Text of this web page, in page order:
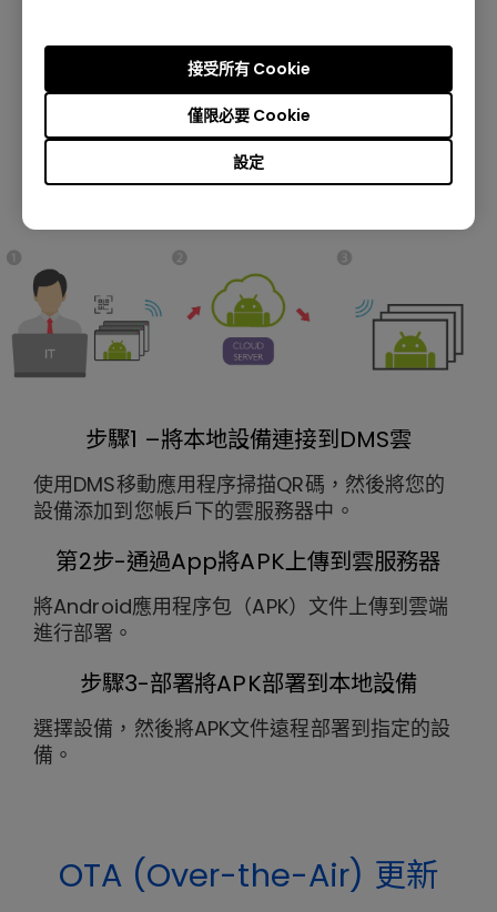
設定
僅限必要 Cookie
接受所有 Cookie
通過三個簡單的步驟為您的顯示器設
置Android™App安裝：
步驟1 –將本地設備連接到DMS雲
使用DMS移動應用程序掃描QR碼，然後將您的
設備添加到您帳戶下的雲服務器中。
第2步-通過App將APK上傳到雲服務器
將Android應用程序包（APK）文件上傳到雲端
進行部署。
步驟3-部署將APK部署到本地設備
選擇設備，然後將APK文件遠程部署到指定的設
備。
OTA (Over-the-Air) 更新